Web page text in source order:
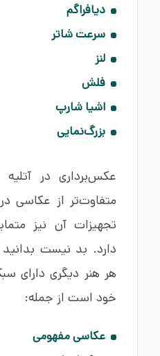
دیافراگم
سرعت شاتر
لنز
فلش
اشیا شارپ
بزرگ‌نمایی
عکس‌برداری در آتلیه
متفاوت‌تر از عکاسی
تجهیزات آن نیز
دارد. بد نیست
هر هنر دیگری دارای
خود است از جمله:
عکاسی مفهومی